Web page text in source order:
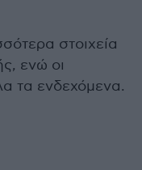
στοιχεία
ενώ οι
τα ενδεχόμενα.